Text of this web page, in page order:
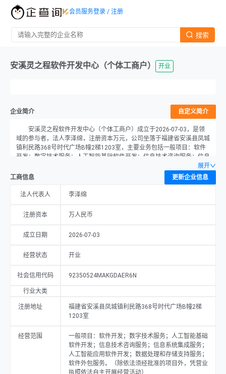
搜索
会员服务登录 / 注册
安溪灵之程软件开发中心（个体工商户） 开业
企业简介 自定义简介
安溪灵之程软件开发中心（个体工商户）成立于2026-07-03，是领
域的参与者，法人李泽绵，注册资本万元，公司坐落于福建省安溪县凤城
镇利民路368号时代广场B幢2梯1203室，主要业务包括一般项目：软件
开发；数字技术服务；人工智能基础软件开发；信息技术咨询服务；信息
系统集成服务；人工智能应用软件开发；数据处理和存储支持服务；软件
外包服务。（除依法须经批准的项目外，凭营业执照依法自主开展经营活
展开
工商信息
更新企业信息
法人代表人 李泽绵
注册资本 万人民币
成立日期 2026-07-03
经营状态 开业
社会信用代码 92350524MAKGDAER6N
行业大类
注册地址
福建省安溪县凤城镇利民路368号时代广场B幢2梯
1203室
经营范围
一般项目：软件开发；数字技术服务；人工智能基础
软件开发；信息技术咨询服务；信息系统集成服务；
人工智能应用软件开发；数据处理和存储支持服务；
软件外包服务。（除依法须经批准的项目外，凭营业
执照依法自主开展经营活动）